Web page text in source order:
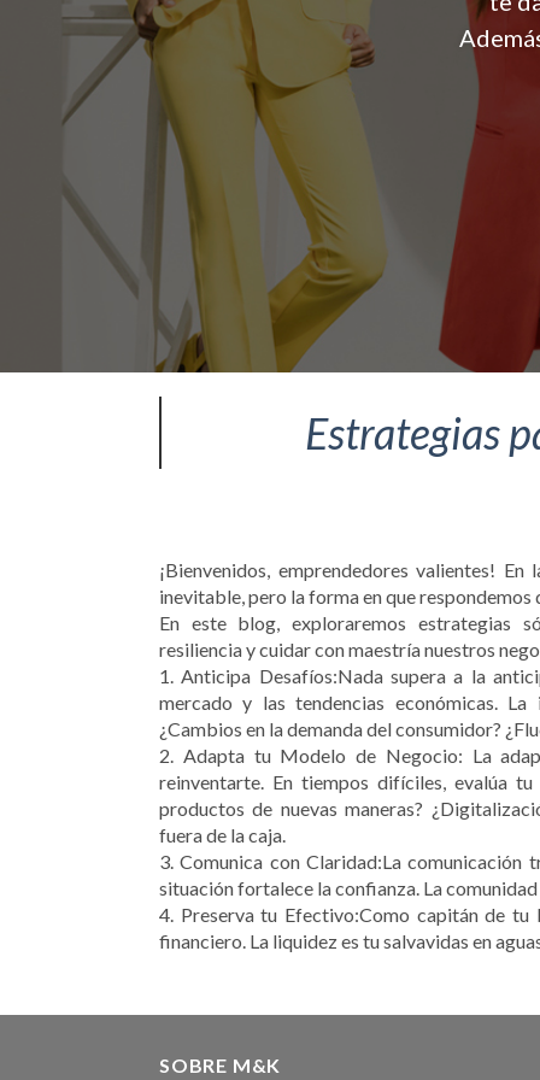
Estrategias
¡Bienvenidos, emprendedores valientes!
inevitable, pero la forma en que
En este blog, exploraremos estrategias
resiliencia y cuidar con maestría nuestros
1. Anticipa Desafíos:Nada supera a la
mercado y las tendencias económicas.
¿Cambios en la demanda del consumidor?
2. Adapta tu Modelo de Negocio: La
reinventarte. En tiempos difíciles, evalúa
productos de nuevas maneras?
fuera de la caja.
3. Comunica con Claridad:La
situación fortalece la confianza. La
4. Preserva tu Efectivo:Como capitán de tu
financiero. La liquidez es tu salvavidas en
SOBRE M&K